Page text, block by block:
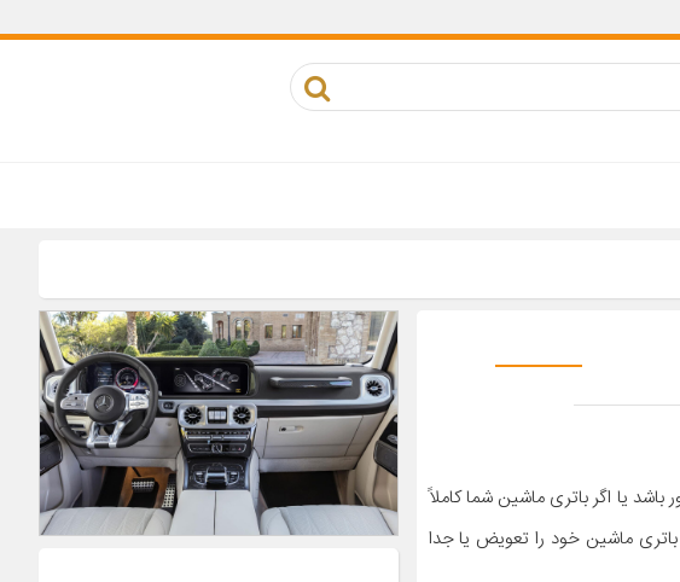
یا اگر باتری ماشین شما کاملاً
ماشین خود را تعویض یا جدا